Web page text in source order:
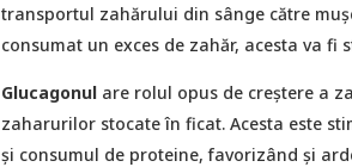
transportul zahărului din sânge către
consumat un exces de zahăr, acesta va fi
Glucagonul are rolul opus de creștere a
zaharurilor stocate în ficat. Acesta este
și consumul de proteine, favorizând și